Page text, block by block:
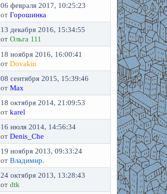
06 февраля 2017, 10:25:23
отГорошинка
13 декабря 2016, 15:34:55
отОльга 111
18 ноября 2016, 16:00:41
отDovakin
08 сентября 2015, 15:39:46
отMax
18 октября 2014, 21:09:53
отkarel
16 июля 2014, 14:56:34
отDenis_Che
19 ноября 2013, 09:33:24
отВладимир.
24 октября 2013, 13:28:43
отdtk